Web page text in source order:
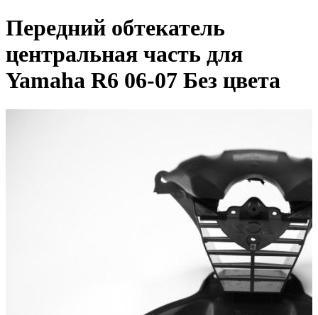
Передний обтекатель
центральная часть для
Yamaha R6 06-07 Без цвета